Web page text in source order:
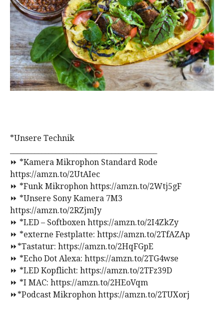
*Unsere Technik
⏩ *Kamera Mikrophon Standard Rode
https://amzn.to/2UtAIec
⏩ *Funk Mikrophon https://amzn.to/2Wtj5gF
⏩ *Unsere Sony Kamera 7M3
https://amzn.to/2RZjmJy
⏩ *LED – Softboxen https://amzn.to/2I4ZkZy
⏩ *externe Festplatte: https://amzn.to/2TfAZAp
⏩*Tastatur: https://amzn.to/2HqFGpE
⏩ *Echo Dot Alexa: https://amzn.to/2TG4wse
⏩ *LED Kopflicht: https://amzn.to/2TFz39D
⏩ *I MAC: https://amzn.to/2HEoVqm
⏩*Podcast Mikrophon https://amzn.to/2TUXorj